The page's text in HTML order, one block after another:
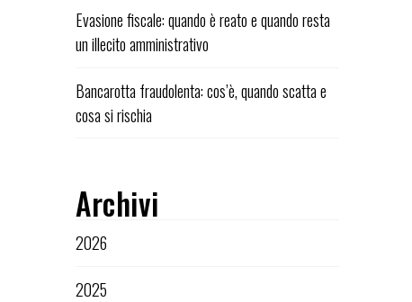
Evasione fiscale: quando è reato e quando resta
un illecito amministrativo
Bancarotta fraudolenta: cos’è, quando scatta e
cosa si rischia
Archivi
2026
2025